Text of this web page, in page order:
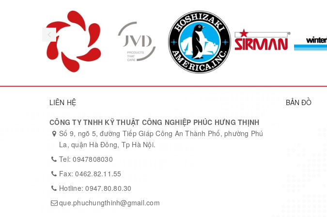
• Tủ hoạt động tốt nhất trong môi trường nhiệt độ từ 5ºC đến 43ºC
• Hạn chế dùng chung ổ cắm với thiết bị khác.
• Xếp đồ bảo quản bên trong hợp lý tránh gây cản trở việc đóng cánh tủ.
• Tùy vào lượng thực phẩm trữ đông để điều chỉnh nhiệt độ phù hợp.
• Tránh đặt vật nặng lên đầu tủ.
Thông số kỹ thuật của bàn mát:
Model
Trọng lượng
Kích thước
Dải nhiệt độ
LIÊN HỆ
CÔNG TY TNHH KỸ THUẬT CÔNG NGHIỆP PHÚC HƯNG THỊNH
Số 9, ngõ 5, đường Tiếp Giáp Công An Thành Phố, phường Phú
La, quận Hà Đông, Tp Hà Nội.
Tel: 0947808030
Fax: 0462.82.11.55
Hotline: 0947.80.80.30
que.phuchungthinh@gmail.com
BẢN ĐỒ